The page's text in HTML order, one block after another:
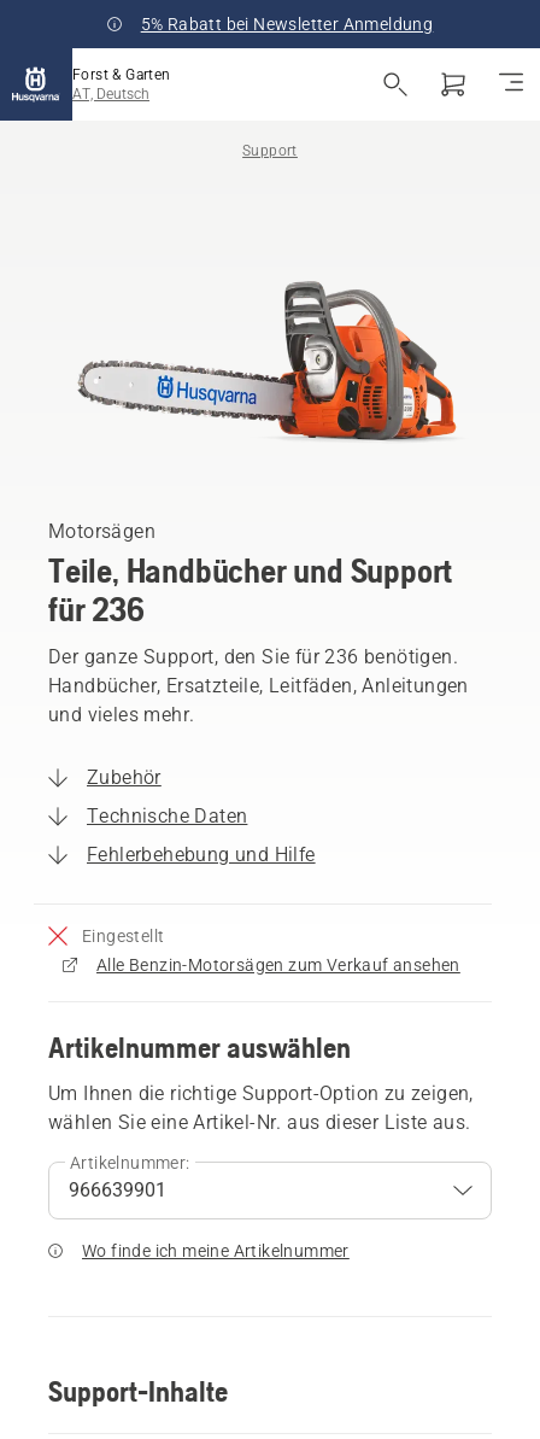
5% Rabatt bei Newsletter Anmeldung
Forst & Garten
AT, Deutsch
Support
Motorsägen
Teile, Handbücher und Support
für 236
Der ganze Support, den Sie für 236 benötigen.
Handbücher, Ersatzteile, Leitfäden, Anleitungen
und vieles mehr.
Zubehör
Technische Daten
Fehlerbehebung und Hilfe
Eingestellt
Alle Benzin-Motorsägen zum Verkauf ansehen
Artikelnummer auswählen
Um Ihnen die richtige Support-Option zu zeigen,
wählen Sie eine Artikel-Nr. aus dieser Liste aus.
Artikelnummer:
Wo finde ich meine Artikelnummer
Support-Inhalte